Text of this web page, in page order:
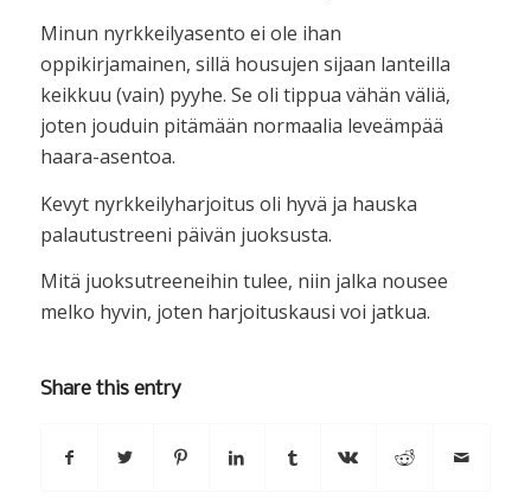
Minun nyrkkeilyasento ei ole ihan
oppikirjamainen, sillä housujen sijaan lanteilla
keikkuu (vain) pyyhe. Se oli tippua vähän väliä,
joten jouduin pitämään normaalia leveämpää
haara-asentoa.
Kevyt nyrkkeilyharjoitus oli hyvä ja hauska
palautustreeni päivän juoksusta.
Mitä juoksutreeneihin tulee, niin jalka nousee
melko hyvin, joten harjoituskausi voi jatkua.
Share this entry